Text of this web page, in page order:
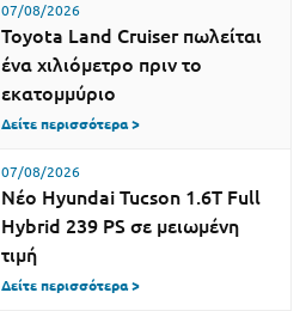
07/08/2026
Toyota Land Cruiser πωλείται
ένα χιλιόμετρο πριν το
εκατομμύριο
Δείτε περισσότερα >
07/08/2026
Νέο Hyundai Tucson 1.6T Full
Hybrid 239 PS σε μειωμένη
τιμή
Δείτε περισσότερα >